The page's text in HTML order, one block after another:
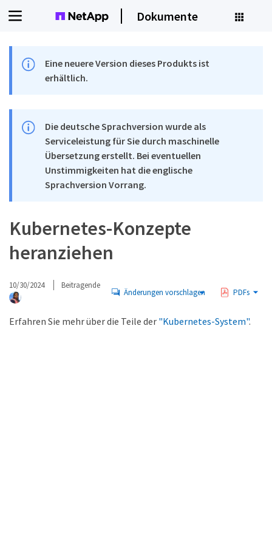
Dokumente
Eine neuere Version dieses Produkts ist
erhältlich.
Die deutsche Sprachversion wurde als
Serviceleistung für Sie durch maschinelle
Übersetzung erstellt. Bei eventuellen
Unstimmigkeiten hat die englische
Sprachversion Vorrang.
Kubernetes-Konzepte
heranziehen
10/30/2024 Beitragende
Änderungen vorschlagen PDFs
Erfahren Sie mehr über die Teile der "Kubernetes-System".